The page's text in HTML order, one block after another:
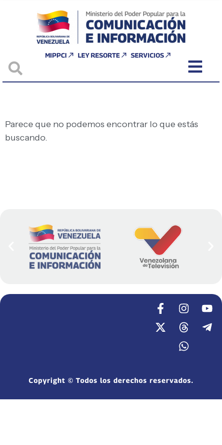
MIPPCI LEY RESORTE SERVICIOS
Parece que no podemos encontrar lo que estás
buscando.
Copyright © Todos los derechos reservados.